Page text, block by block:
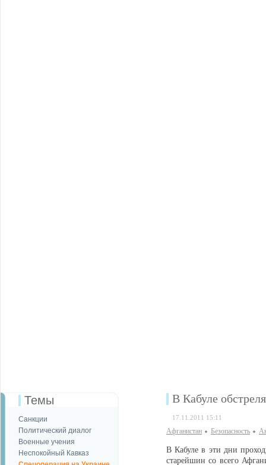
Темы
Санкции
Политический диалог
Военные учения
Неспокойный Кавказ
В Кабуле
17.11.2011 15:11
Афганистан Безопаcность
В Кабуле в эти дни
старейшин со всего